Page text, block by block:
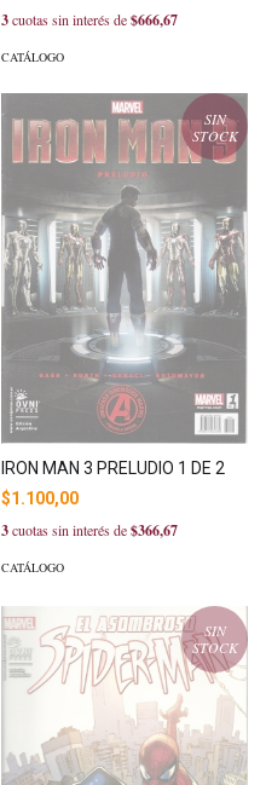
3cuotas sin interés de$666,67
CATÁLOGO
SIN
STOCK
IRON MAN 3 PRELUDIO 1 DE 2
$1.100,00
3cuotas sin interés de$366,67
CATÁLOGO
SIN
STOCK